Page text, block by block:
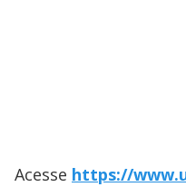
Acesse https://